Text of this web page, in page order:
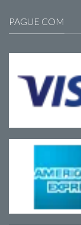
PAGUE COM